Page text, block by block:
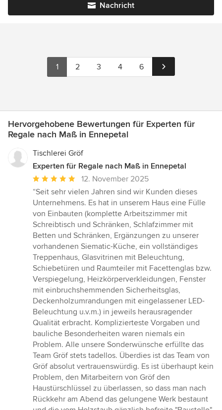
Nachricht
1 2 3 4 6
Hervorgehobene Bewertungen für Experten für
Regale nach Maß in Ennepetal
Tischlerei Gröf
Experten für Regale nach Maß in Ennepetal
Durchschnittliche
Bewertung:
5
von
5
Sternen
12. November 2025
“Seit sehr vielen Jahren sind wir Kunden dieses
Unternehmens. Es hat in unserem Haus eine Fülle
von Einbauten (komplette Arbeitszimmer mit
Schreibtisch und Schränken, Schlafzimmer mit
Betten und Schränken, Ergänzungen zu unserer
vorhandenen Siematic-Küche, ein vollständiges
Treppenhaus, Glasvitrinen mit Beleuchtung,
Schiebetüren und Raumteiler mit Facettenglas bzw.
Verspiegelung, Heizkörperverkleidungen, Fenster
mit einbruchshemmenden Sicherheitsglas,
Deckenholzumrandungen mit eingelassener LED-
Beleuchtung u.v.m.) in jeweils herausragender
Qualität erbracht. Komplizierteste Vorgaben und
bauliche Besonderheiten waren niemals ein
Problem. Alle unsere Sonderwünsche erfüllte das
Team Gröf stets tadellos. Überdies ist das Team von
Gröf absolut vertrauenswürdig. Es ist überhaupt kein
Problem, den Mitarbeitern von Gröf den
Haustürschlüssel zu überlassen, so dass man nach
Rückkehr am Abend das gelungene Werk bestaunt